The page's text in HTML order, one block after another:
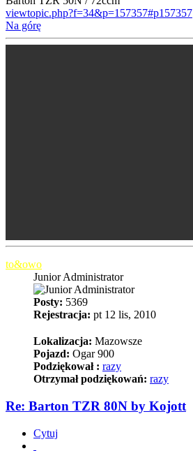
viewtopic.php?f=34&p=157357#p157357
Na górę
to&owo
Junior Administrator
Posty: 5369
Rejestracja: pt 12 lis, 2010
Lokalizacja: Mazowsze
Pojazd: Ogar 900
Podziękował : razy
Otrzymał podziękowań: razy
Re: Barton TZR 80N by Kojott
Cytuj